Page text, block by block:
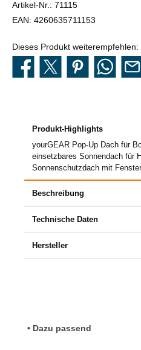
Artikel-Nr.: 71115
EAN: 4260635711153
Dieses Produkt weiterempfehlen:
Produkt-Highlights
yourGEAR Pop-Up Dach für
einsetzbares Sonnendach für
Sonnenschutzdach mit
Beschreibung
Technische Daten
Hersteller
Produktgalerie überspringen
• Dazu passend